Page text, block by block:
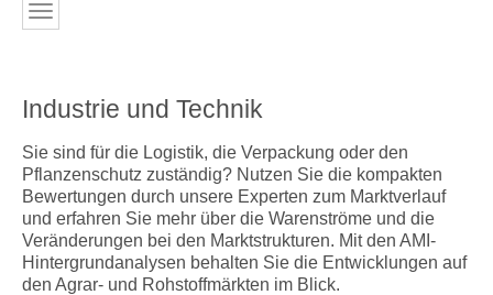
Industrie und Technik
Sie sind für die Logistik, die Verpackung oder den
Pflanzenschutz zuständig? Nutzen Sie die kompakten
Bewertungen durch unsere Experten zum Marktverlauf
und erfahren Sie mehr über die Warenströme und die
Veränderungen bei den Marktstrukturen. Mit den AMI-
Hintergrundanalysen behalten Sie die Entwicklungen auf
den Agrar- und Rohstoffmärkten im Blick.